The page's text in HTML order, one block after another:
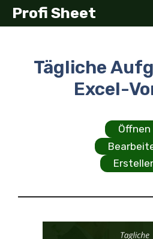
Zum
InhaltProfi Sheet
Tägliche
Excel-
Öffnen